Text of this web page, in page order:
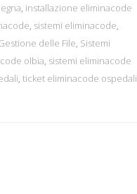
installazione eliminacode
sistemi eliminacode
delle File Sistemi
olbia sistemi eliminacode
ticket eliminacode ospedali